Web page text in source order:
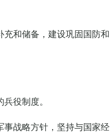
和储备，建设巩固国防和
役制度。
战略方针，坚持与国家经